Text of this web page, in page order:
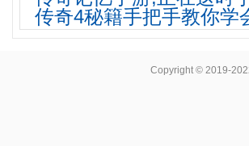
传奇4秘籍手把手教你学
Copyright © 2019-